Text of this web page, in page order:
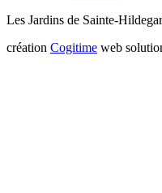
Les Jardins de Sainte-
création Cogitime web